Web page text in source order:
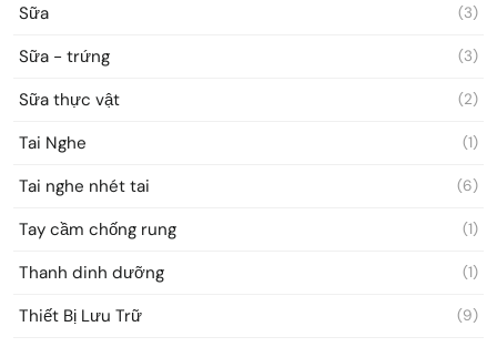
Sữa (3)
Sữa - trứng (3)
Sữa thực vật (2)
Tai Nghe (1)
Tai nghe nhét tai (6)
Tay cầm chống rung (1)
Thanh dinh dưỡng (1)
Thiết Bị Lưu Trữ (9)